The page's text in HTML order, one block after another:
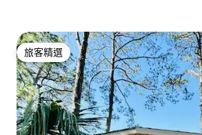
旅客精選
旅客精選